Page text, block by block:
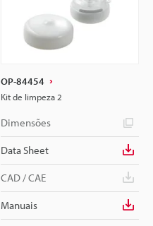
OP-84454
Kit de limpeza 2
Dimensões
Data Sheet
CAD / CAE
Manuais